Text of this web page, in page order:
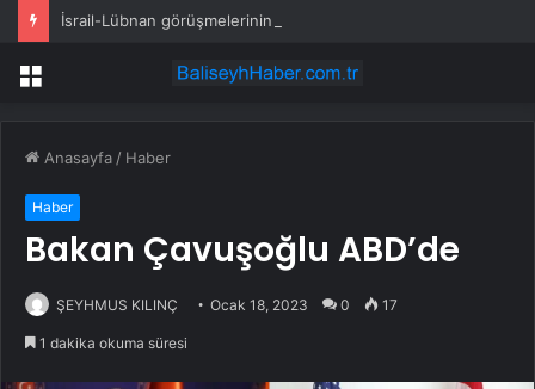
İsrail-Lübnan görüşmelerinin yeni turu Roma’da yapılacak
Menü
Anasayfa / Haber
Haber
Bakan Çavuşoğlu ABD’de
ŞEYHMUS KILINÇ Ocak 18, 2023 0 17
1 dakika okuma süresi